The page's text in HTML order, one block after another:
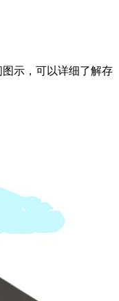
图示，可以详细了解存